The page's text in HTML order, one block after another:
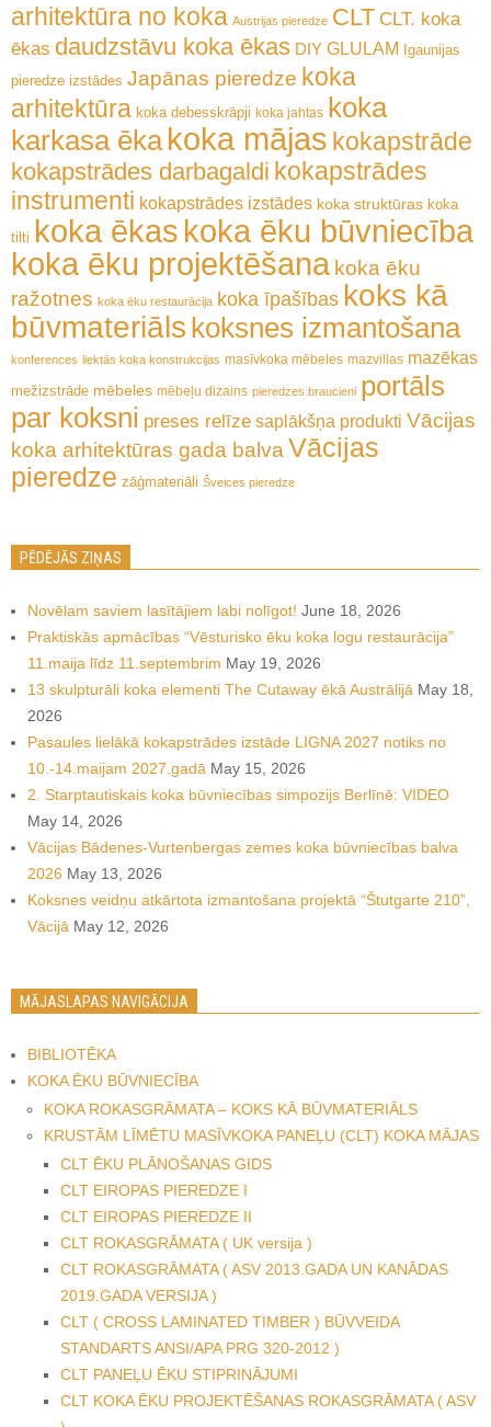
arhitektūra no koka Austrijas pieredze CLT CLT. koka
ēkas daudzstāvu koka ēkas DIY GLULAM Igaunijas
pieredze izstādes Japānas pieredze koka
arhitektūra koka debesskrāpji koka jahtas koka
karkasa ēka koka mājas kokapstrāde
kokapstrādes darbagaldi kokapstrādes
instrumenti kokapstrādes izstādes koka struktūras koka
tilti koka ēkas koka ēku būvniecība
koka ēku projektēšana koka ēku
ražotnes koka ēku restaurācija koka īpašības koks kā
būvmateriāls koksnes izmantošana
konferences liektās koka konstrukcijas masīvkoka mēbeles mazvillas mazēkas
mežizstrāde mēbeles mēbeļu dizains pieredzes braucieni portāls
par koksni preses relīze saplākšņa produkti Vācijas
koka arhitektūras gada balva Vācijas
pieredze zāģmateriāli Šveices pieredze
PĒDĒJĀS ZIŅAS
Novēlam saviem lasītājiem labi nolīgot! June 18, 2026
Praktiskās apmācības “Vēsturisko ēku koka logu restaurācija”
11.maija līdz 11.septembrim May 19, 2026
13 skulpturāli koka elementi The Cutaway ēkā Austrālijā May 18,
2026
Pasaules lielākā kokapstrādes izstāde LIGNA 2027 notiks no
10.-14.maijam 2027.gadā May 15, 2026
2. Starptautiskais koka būvniecības simpozijs Berlīnē: VIDEO
May 14, 2026
Vācijas Bādenes-Vurtenbergas zemes koka būvniecības balva
2026 May 13, 2026
Koksnes veidņu atkārtota izmantošana projektā “Štutgarte 210”,
Vācijā May 12, 2026
MĀJASLAPAS NAVIGĀCIJA
BIBLIOTĒKA
KOKA ĒKU BŪVNIECĪBA
KOKA ROKASGRĀMATA – KOKS KĀ BŪVMATERIĀLS
KRUSTĀM LĪMĒTU MASĪVKOKA PANEĻU (CLT) KOKA MĀJAS
CLT ĒKU PLĀNOŠANAS GIDS
CLT EIROPAS PIEREDZE I
CLT EIROPAS PIEREDZE II
CLT ROKASGRĀMATA ( UK versija )
CLT ROKASGRĀMATA ( ASV 2013.GADA UN KANĀDAS
2019.GADA VERSIJA )
CLT ( CROSS LAMINATED TIMBER ) BŪVVEIDA
STANDARTS ANSI/APA PRG 320-2012 )
CLT PANEĻU ĒKU STIPRINĀJUMI
CLT KOKA ĒKU PROJEKTĒŠANAS ROKASGRĀMATA ( ASV